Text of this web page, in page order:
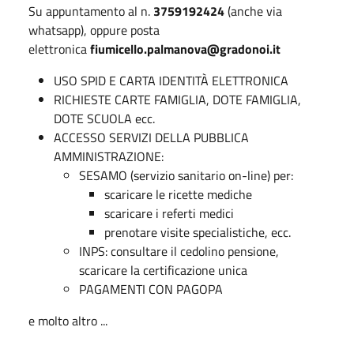
Su appuntamento al n. 3759192424(anche via
whatsapp), oppure posta
elettronicafiumicello.palmanova@gradonoi.it
USO SPID E CARTA IDENTITÀ ELETTRONICA
RICHIESTE CARTE FAMIGLIA, DOTE FAMIGLIA,
DOTE SCUOLA ecc.
ACCESSO SERVIZI DELLA PUBBLICA
AMMINISTRAZIONE:
SESAMO (servizio sanitario on-line) per:
scaricare le ricette mediche
scaricare i referti medici
prenotare visite specialistiche, ecc.
INPS: consultare il cedolino pensione,
scaricare la certificazione unica
PAGAMENTI CON PAGOPA
e molto altro ...